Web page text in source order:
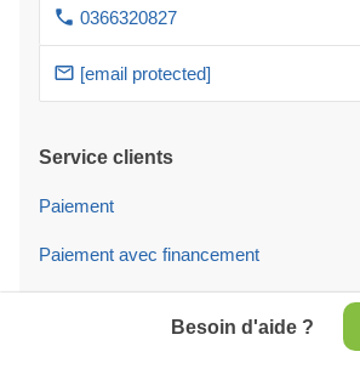
Besoin d'aide ?
0366320827
[email protected]
Service clients
Paiement
Paiement avec financement